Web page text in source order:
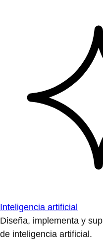
Inteligencia artificial
Diseña, implementa y
de inteligencia artificial.